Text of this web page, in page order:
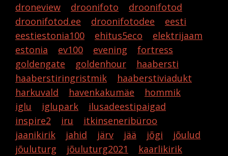
droneview
droonifoto
droonifotod
droonifotod.ee
droonifotodee
eesti
eestiestonia100
ehitus5eco
elektrijaam
estonia
ev100 evening
fortress
goldengate
goldenhour
haabersti
haaberstiringristmik
haaberstiviadukt
harkuvald
havenkakumäe
hommik
iglu
iglupark
ilusadeestipaigad
inspire2
iru
itkinseneribüroo
jaanikirik
jahid järv jää jõgi
jõulud
jõuluturg
jõuluturg2021
kaarlikirik